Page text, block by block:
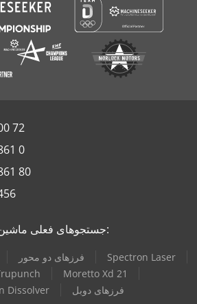
72
0
80
جستجوهای فعلی ماشین‌آلات:
فرزهای دو محور
Spectron Laser
Moretto Xd 21
Dissolver
فرزهای دوبل